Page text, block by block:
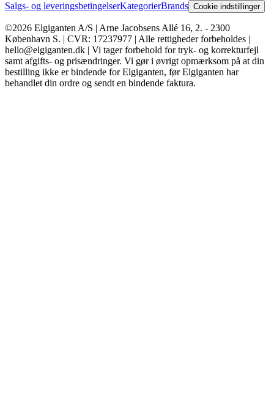
Salgs- og leveringsbetingelserKategorierBrands Cookie indstillinger
©2026 Elgiganten A/S | Arne Jacobsens Allé 16, 2. - 2300
København S. | CVR: 17237977 | Alle rettigheder forbeholdes |
hello@elgiganten.dk | Vi tager forbehold for tryk- og korrekturfejl
samt afgifts- og prisændringer. Vi gør i øvrigt opmærksom på at din
bestilling ikke er bindende for Elgiganten, før Elgiganten har
behandlet din ordre og sendt en bindende faktura.